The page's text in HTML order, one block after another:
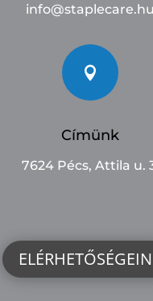
info@staplecare.hu

Címünk
7624 Pécs, Attila u.